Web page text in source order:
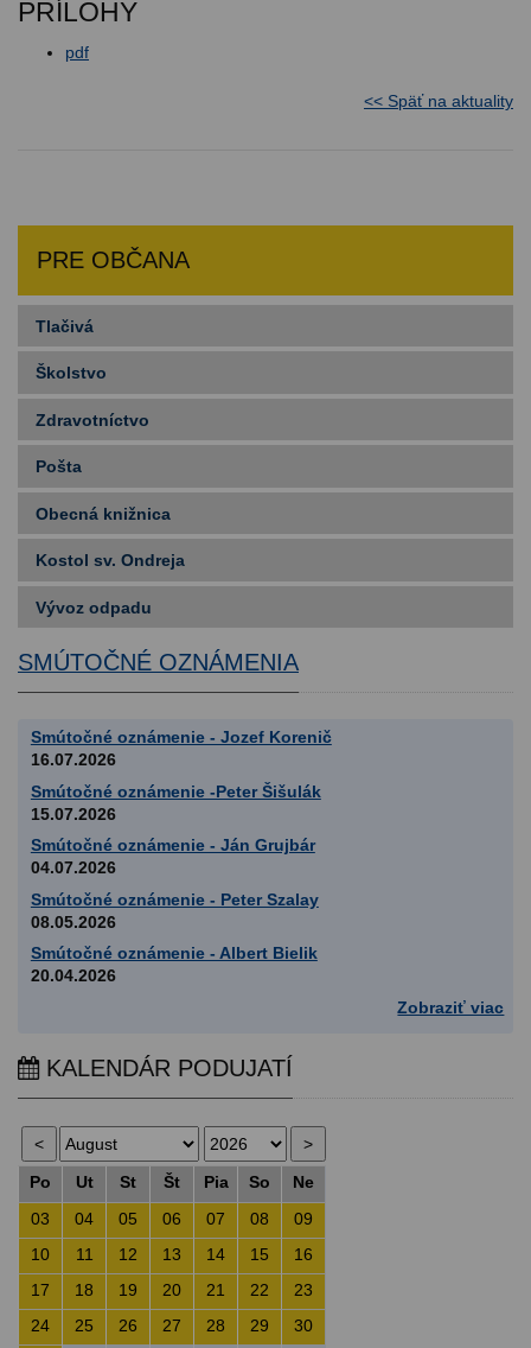
PRÍLOHY
pdf
<< Späť na aktuality
PRE OBČANA
Tlačivá
Školstvo
Zdravotníctvo
Pošta
Obecná knižnica
Kostol sv. Ondreja
Vývoz odpadu
SMÚTOČNÉ OZNÁMENIA
Smútočné oznámenie - Jozef Korenič
16.07.2026
Smútočné oznámenie -Peter Šišulák
15.07.2026
Smútočné oznámenie - Ján Grujbár
04.07.2026
Smútočné oznámenie - Peter Szalay
08.05.2026
Smútočné oznámenie - Albert Bielik
20.04.2026
Zobraziť viac
KALENDÁR PODUJATÍ
Po Ut St Št Pia So
Ne
03
04 05 06 07 08
09
10
11 12 13 14 15
16
17
18 19 20 21 22
23
24
25 26 27 28 29
30